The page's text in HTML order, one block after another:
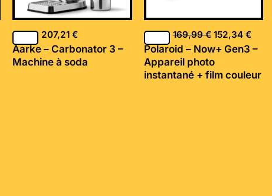
207,21€
Aarke – Carbonator 3 –
Machine à soda
169,99€ 152,34 €
Polaroid – Now+ Gen3 –
Appareil photo
instantané + film couleur